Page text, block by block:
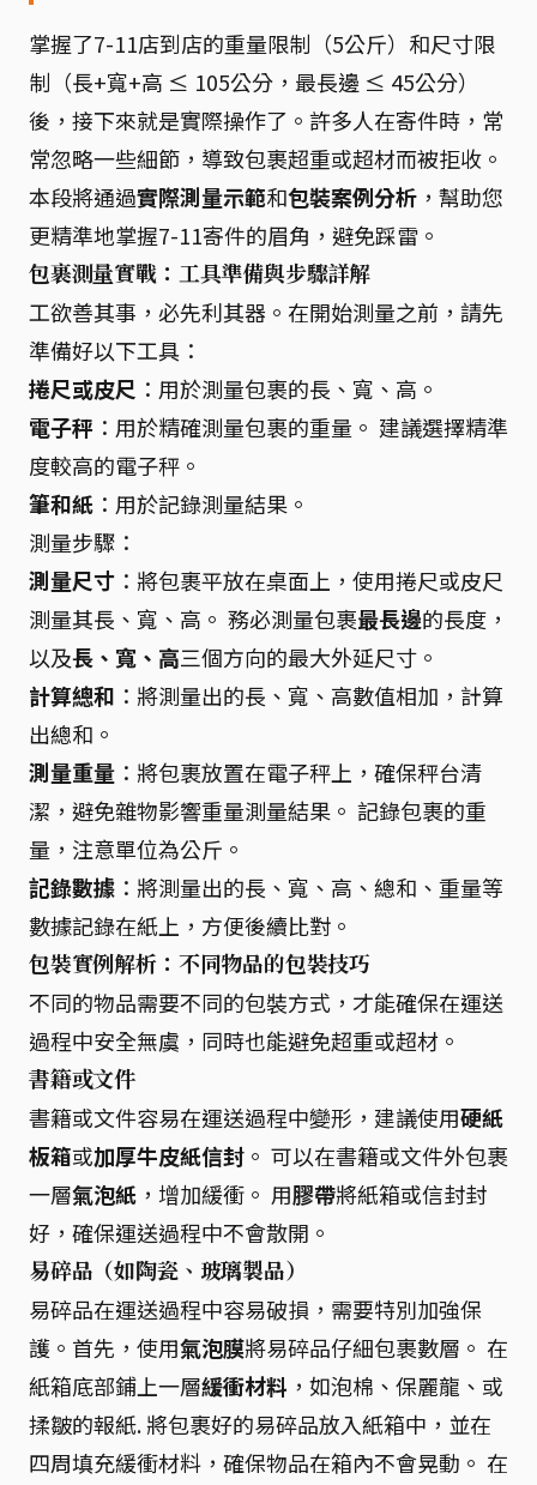
掌握了7-11店到店的重量限制（5公斤）和尺寸限
制（長+寬+高 ≤ 105公分，最長邊 ≤ 45公分）
後，接下來就是實際操作了。許多人在寄件時，常
常忽略一些細節，導致包裹超重或超材而被拒收。
本段將通過實際測量示範和包裝案例分析 ，幫助您
更精準地掌握7-11寄件的眉角，避免踩雷。
包裹測量實戰：工具準備與步驟詳解
工欲善其事，必先利其器。在開始測量之前，請先
準備好以下工具：
捲尺或皮尺 ：用於測量包裹的長、寬、高。
電子秤 ：用於精確測量包裹的重量。 建議選擇精準
度較高的電子秤。
筆和紙 ：用於記錄測量結果。
測量步驟：
測量尺寸 ：將包裹平放在桌面上，使用捲尺或皮尺
測量其長、寬、高。 務必測量包裹最長邊的長度，
以及長、寬、高三個方向的最大外延尺寸。
計算總和 ：將測量出的長、寬、高數值相加，計算
出總和。
測量重量 ：將包裹放置在電子秤上，確保秤台清
潔，避免雜物影響重量測量結果。 記錄包裹的重
量，注意單位為公斤。
記錄數據 ：將測量出的長、寬、高、總和、重量等
數據記錄在紙上，方便後續比對。
包裝實例解析：不同物品的包裝技巧
不同的物品需要不同的包裝方式，才能確保在運送
過程中安全無虞，同時也能避免超重或超材。
書籍或文件
書籍或文件容易在運送過程中變形，建議使用硬紙
板箱或加厚牛皮紙信封 。 可以在書籍或文件外包裹
一層氣泡紙 ，增加緩衝。 用膠帶將紙箱或信封封
好，確保運送過程中不會散開。
易碎品（如陶瓷、玻璃製品）
易碎品在運送過程中容易破損，需要特別加強保
護。首先，使用氣泡膜將易碎品仔細包裹數層。 在
紙箱底部鋪上一層緩衝材料 ，如泡棉、保麗龍、或
揉皺的報紙. 將包裹好的易碎品放入紙箱中，並在
四周填充緩衝材料，確保物品在箱內不會晃動。 在